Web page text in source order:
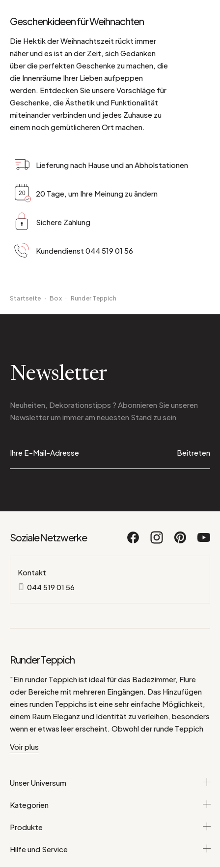
Geschenkideen für Weihnachten
Die Hektik der Weihnachtszeit rückt immer
näher und es ist an der Zeit, sich Gedanken
über die perfekten Geschenke zu machen, die
die Innenräume Ihrer Lieben aufpeppen
werden. Entdecken Sie unsere Vorschläge für
Geschenke, die Ästhetik und Funktionalität
miteinander verbinden und jedes Zuhause zu
einem noch gemütlicheren Ort machen.
Lieferung nach Hause und an Abholstationen
20 Tage, um Ihre Meinung zu ändern
Sichere Zahlung
Kundendienst 044 519 01 56
Startseite · Box · Runder Teppich
Newsletter
Neuheiten, Dekorationstipps ? Abonnieren Sie unseren
Newsletterum immer am neuesten Stand zu sein
Beitreten
Soziale Netzwerke
Kontakt
044 519 01 56
Runder Teppich
"Ein runder Teppich ist ideal für das Badezimmer, Flure
oder Bereiche mit mehreren Eingängen. Das Hinzufügen
eines runden Teppichs ist eine sehr einfache Möglichkeit,
einem Raum Eleganz und Identität zu verleihen, besonders
wenn er etwas leer erscheint. Obwohl der runde Teppich
sich auch durch seine Originalität von quadratischen oder
Potenzial maximal ausnutzen! Warum also nicht den runden
sind runde Teppiche aus Jute eine echte Bereicherung für
Kopfteil Ihres Bettes durch einen Mokka-Teppich
Teppichen!"
Voir plus
Unser Universum
Kategorien
Produkte
Hilfe und Service